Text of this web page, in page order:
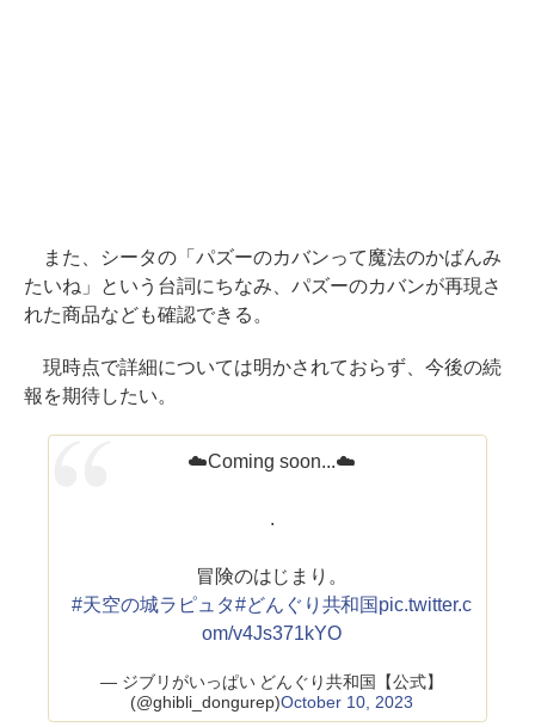
また、シータの「パズーのカバンって魔法のかばんみ
たいね」という台詞にちなみ、パズーのカバンが再現さ
れた商品なども確認できる。
現時点で詳細については明かされておらず、今後の続
報を期待したい。
☁️Coming soon...☁️
.
冒険のはじまり。
#天空の城ラピュタ#どんぐり共和国 pic.twitter.c
om/v4Js371kYO
— ジブリがいっぱい どんぐり共和国【公式】
(@ghibli_dongurep)October 10, 2023